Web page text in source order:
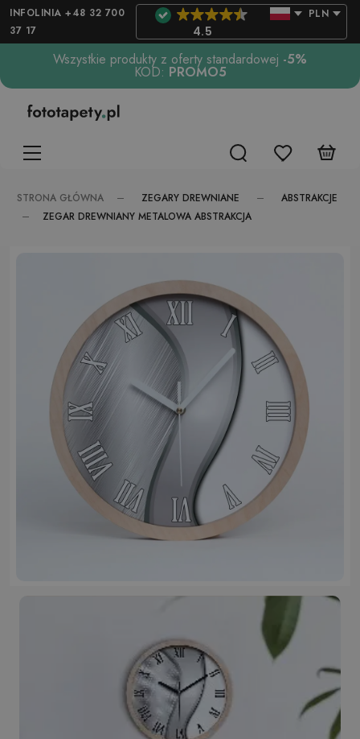
INFOLINIA +48 32 700
37 17
4.5
PLN
Wszystkie produkty z oferty standardowej -5%
KOD: PROMO5
STRONA GŁÓWNA ZEGARY DREWNIANE
ABSTRAKCJE
ZEGAR DREWNIANY METALOWA ABSTRAKCJA